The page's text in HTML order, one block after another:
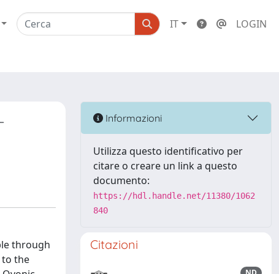
IT LOGIN
through
to the
Informazioni
Utilizza questo identificativo per
citare o creare un link a questo
documento:
https://hdl.handle.net/11380/1062
840
Citazioni